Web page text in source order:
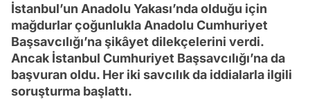
İstanbul’un Anadolu Yakası’nda olduğu için
mağdurlar çoğunlukla Anadolu Cumhuriyet
Başsavcılığı’na şikâyet dilekçelerini verdi.
Ancak İstanbul Cumhuriyet Başsavcılığı’na da
başvuran oldu. Her iki savcılık da iddialarla ilgili
soruşturma başlattı.